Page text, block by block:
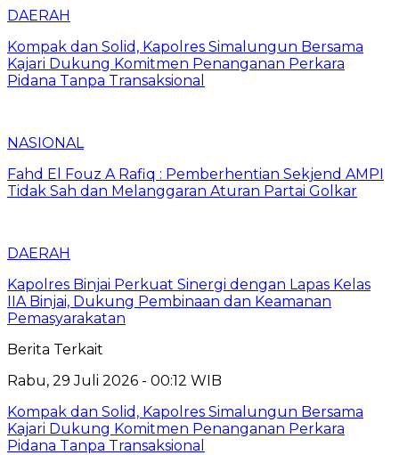
DAERAH
Kompak dan Solid, Kapolres Simalungun Bersama
Kajari Dukung Komitmen Penanganan Perkara
Pidana Tanpa Transaksional
NASIONAL
Fahd El Fouz A Rafiq : Pemberhentian Sekjend AMPI
Tidak Sah dan Melanggaran Aturan Partai Golkar
DAERAH
Kapolres Binjai Perkuat Sinergi dengan Lapas Kelas
IIA Binjai, Dukung Pembinaan dan Keamanan
Pemasyarakatan
Berita Terkait
Rabu, 29 Juli 2026 - 00:12 WIB
Kompak dan Solid, Kapolres Simalungun Bersama
Kajari Dukung Komitmen Penanganan Perkara
Pidana Tanpa Transaksional